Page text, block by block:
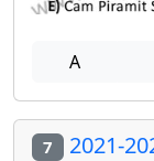
A
7 2021-